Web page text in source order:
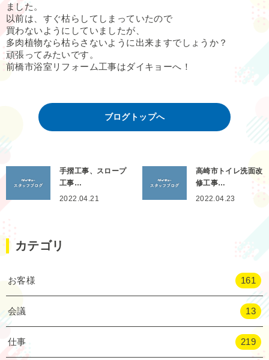
ました。
以前は、すぐ枯らしてしまっていたので
買わないようにしていましたが、
多肉植物なら枯らさないように出来ますでしょうか？
頑張ってみたいです。
前橋市浴室リフォーム工事はダイキョーへ！
ブログトップへ
手摺工事、スロープ
工事…
2022.04.21
高崎市トイレ洗面改
修工事…
2022.04.23
カテゴリ
お客様 161
会議 13
仕事 219